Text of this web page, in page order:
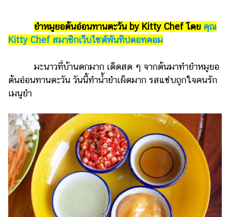
ตกแต่ง
มือ
ราคา
ทอง
น้ำมัน
วา
ไร
ตี้
แต่งงาน
ยำหมูยอต้นอ่อนทานตะวัน by Kitty Chef โดย คุณ
Kitty Chef สมาชิกเว็บไซต์พันทิปดอทคอม
มะนาวที่บ้านดกมาก เด็ดสด ๆ จากต้นมาทำยำหมูยอ
ต้นอ่อนทานตะวัน วันนี้ทำน้ำยำเผ็ดมาก รสแซ่บถูกใจคนรัก
เมนูยำ